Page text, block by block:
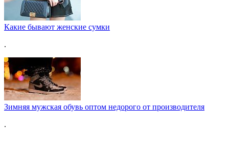
Какие бывают женские сумки
.
Зимняя мужская обувь оптом недорого от производителя
.